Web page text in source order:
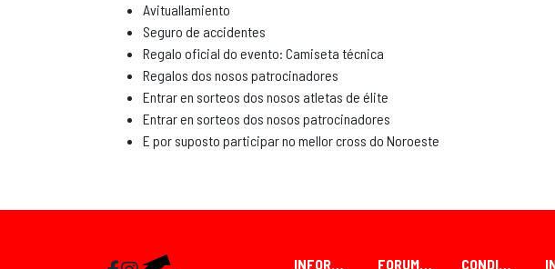
Avituallamiento
Seguro de accidentes
Regalo oficial do evento: Camiseta técnica
Regalos dos nosos patrocinadores
Entrar en sorteos dos nosos atletas de élite
Entrar en sorteos dos nosos patrocinadores
E por suposto participar no mellor cross do Noroeste
INFORMACIÓN FORUM CEAO CONDICIÓNS PARA PARTICIPANTES